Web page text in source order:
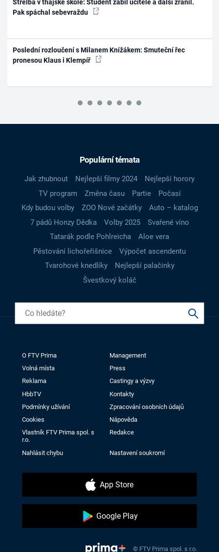
Střelba v thajské škole: Student zabil učitele a další zranil.
Pak spáchal sebevraždu
Poslední rozloučení s Milanem Knížákem: Smuteční řec
pronesou Klaus i Klempíř
Populární témata
Jak zhubnout Nejlepší filmy 2024
Nejlepší horory
TV program
Změna času Partie
Počasí
Kdy budou volby
ZOO Nové začátky
Auto – katalog
7 pádů Honzy Dědka
Volby 2025
Svařené víno
Tatarák podle Pohlreicha
Aloe vera
Pěstování lichořeřišnice
Výpočet ascendentu
Tvarohové knedlíky
Nejlepší palačinky
Švestkový koláč
O FTV Prima
Management
Volná místa
Press
Reklama
Castingy a výzvy
HbbTV
Kontakty
Podmínky užívání
Zpracování osobních údajů
Cookies
Nápověda
Vlastník FTV Prima spol. s
r.o.
Redakce
Nahlásit chybu Nastavení soukromí
App Store
Google Play
© FTV Prima spol. s r.o.